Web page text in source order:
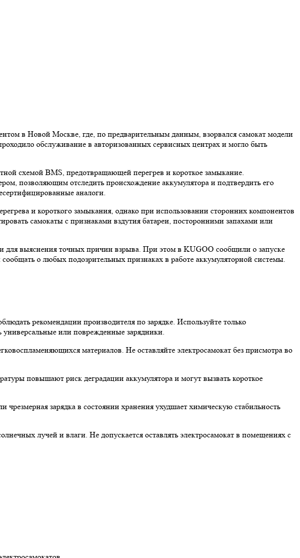
в Новой Москве, где, по предварительным данным, взорвался самокат модели
обслуживание в авторизованных сервисных центрах и могло быть
схемой BMS, предотвращающей перегрев и короткое замыкание.
позволяющим отследить происхождение аккумулятора и подтвердить его
аналоги.
и короткого замыкания, однако при использовании сторонних компонентов
самокаты с признаками вздутия батареи, посторонними запахами или
для выяснения точных причин взрыва. При этом в KUGOO сообщили о запуске
о любых подозрительных признаках в работе аккумуляторной системы.
рекомендации производителя по зарядке. Используйте только
или поврежденные зарядники.
материалов. Не оставляйте электросамокат без присмотра во
повышают риск деградации аккумулятора и могут вызвать короткое
зарядка в состоянии хранения ухудшает химическую стабильность
лучей и влаги. Не допускается оставлять электросамокат в помещениях с